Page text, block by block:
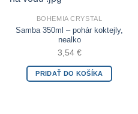
Add to Wishlist
BOHEMIA CRYSTAL
Samba 350ml – pohár koktejly,
nealko
3,54 €
PRIDAŤ DO KOŠÍKA